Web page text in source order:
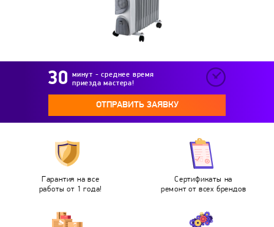
минут - среднее время
приезда мастера!
ОТПРАВИТЬ ЗАЯВКУ
Гарантия на все
работы от 1 года!
Сертификаты на
ремонт от всех брендов